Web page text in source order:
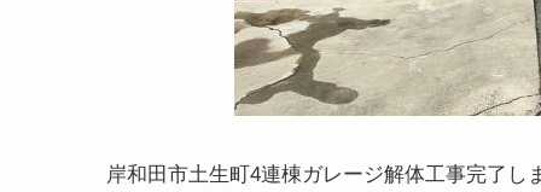
岸和田市土生町4連棟ガレージ解体工事完了し